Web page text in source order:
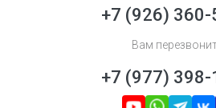
+7 (926) 360-
Вам
+7 (977)